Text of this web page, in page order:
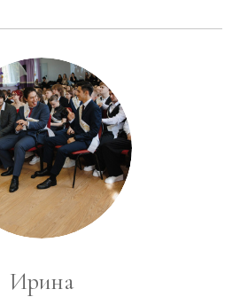
Ирина